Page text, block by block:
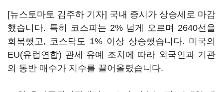
[뉴스토마토 김주하 기자] 국내 증시가 상승세로 마감
했습니다. 특히 코스피는 2% 넘게 오르며 2640선을
회복했고, 코스닥도 1% 이상 상승했습니다. 미국의
EU(유럽연합) 관세 유예 조치에 따라 외국인과 기관
의 동반 매수가 지수를 끌어올렸습니다.